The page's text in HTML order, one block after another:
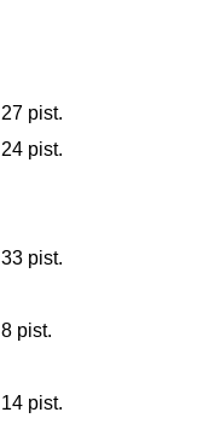
27 pist.
24 pist.
33 pist.
8 pist.
14 pist.